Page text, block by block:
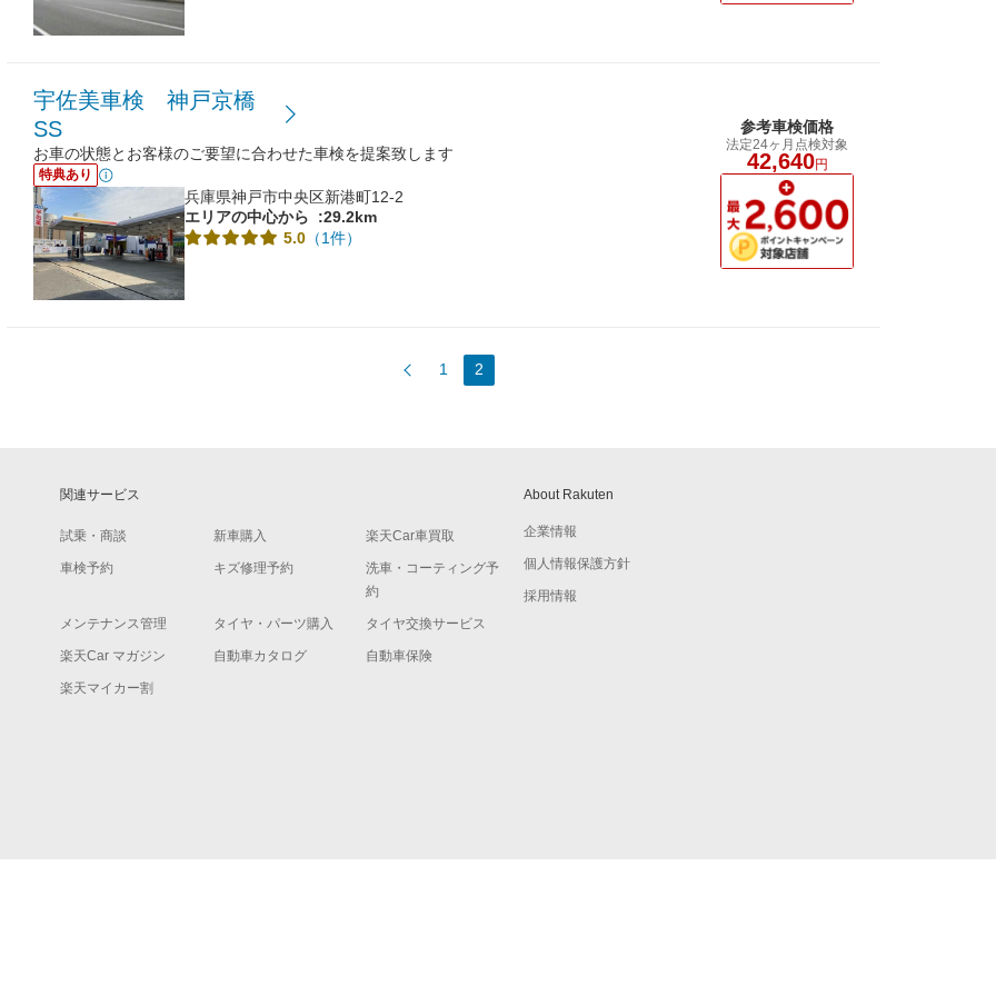
宇佐美車検 神戸京橋
SS
お車の状態とお客様のご要望に合わせた車検を提案致します
特典あり
兵庫県神戸市中央区新港町12-2
エリアの中心から
:29.2km
5.0 （1件）
参考車検価格
法定24ヶ月点検対象
42,640円
1 2
関連サービス
試乗・商談 新車購入 楽天Car車買取
車検予約 キズ修理予約
洗車・コーティング予
約
メンテナンス管理 タイヤ・パーツ購入 タイヤ交換サービス
楽天Car マガジン 自動車カタログ 自動車保険
楽天マイカー割
About Rakuten
企業情報
個人情報保護方針
採用情報